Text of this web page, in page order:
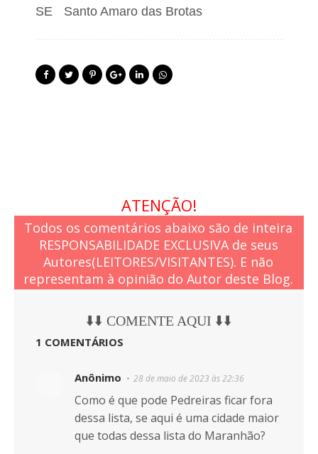
SE
Santo Amaro das Brotas
ATENÇÃO!
Todos os comentários abaixo são de inteira
RESPONSABILIDADE EXCLUSIVA de seus
Autores(LEITORES/VISITANTES). E não
representam à opinião do Autor deste Blog.
⬇️⬇️ COMENTE AQUI ⬇️⬇️
1 COMENTÁRIOS
Anônimo 28 de maio de 2023 às 22:36
Como é que pode Pedreiras ficar fora
dessa lista, se aqui é uma cidade maior
que todas dessa lista do Maranhão?